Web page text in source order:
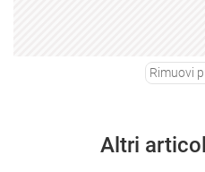
Rimuovi
Altri